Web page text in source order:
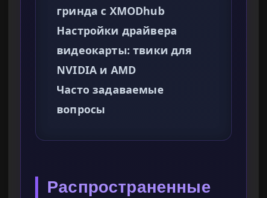
гринда с XMODhub
Настройки драйвера
видеокарты: твики для
NVIDIA и AMD
Часто задаваемые
вопросы
Распространенные